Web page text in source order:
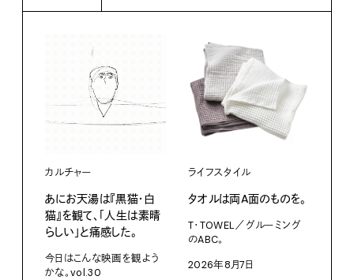
カルチャー
あにお天湯は『黒猫・白
猫』を観て、「人生は素晴
らしい」と痛感した。
今日はこんな映画を観よう
かな。vol.30
ライフスタイル
タオルは両A面のものを。
T・TOWEL／グルーミング
のABC。
2026年8月7日